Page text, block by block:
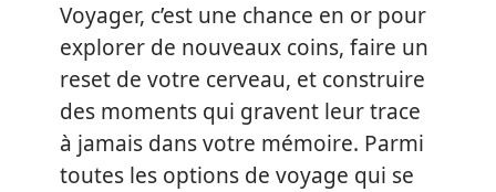
Voyager, c’est une chance en or pour
explorer de nouveaux coins, faire un
reset de votre cerveau, et construire
des moments qui gravent leur trace
à jamais dans votre mémoire. Parmi
toutes les options de voyage qui se